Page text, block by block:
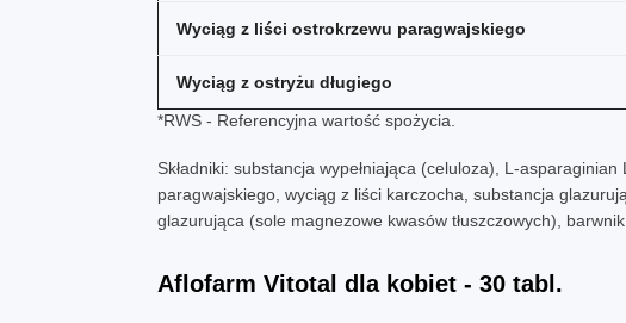
Wyciąg z liści ostrokrzewu paragwajskiego
Wyciąg z ostryżu długiego
*RWS - Referencyjna wartość spożycia.
Składniki: substancja wypełniająca (celuloza), L-
paragwajskiego, wyciąg z liści karczocha, substancja
glazurująca (sole magnezowe kwasów tłuszczowych),
Aflofarm Vitotal dla kobiet - 30 tabl.